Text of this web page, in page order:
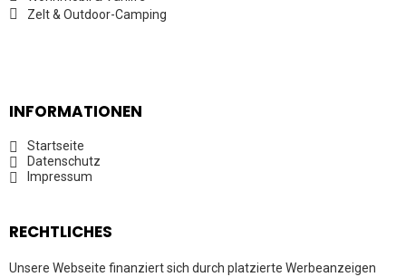
Zelt & Outdoor-Camping
INFORMATIONEN
Startseite
Datenschutz
Impressum
RECHTLICHES
Unsere Webseite finanziert sich durch platzierte Werbeanzeigen